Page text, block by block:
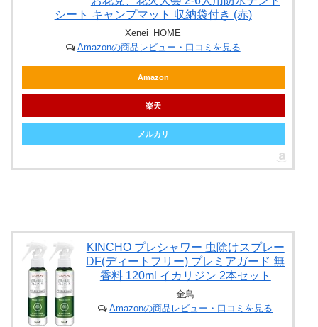
シート キャンプマット 収納袋付き (赤)
Xenei_HOME
Amazonの商品レビュー・口コミを見る
Amazon
楽天
メルカリ
KINCHO プレシャワー 虫除けスプレー
DF(ディートフリー) プレミアガード 無
香料 120ml イカリジン 2本セット
金鳥
Amazonの商品レビュー・口コミを見る